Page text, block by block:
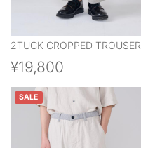
2TUCK CROPPED TROUSER
¥19,800
SALE